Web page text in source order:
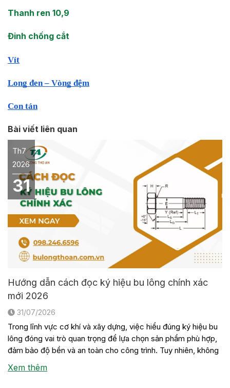
Thanh ren 10,9
Đinh chống cắt
Vít
Long đen – Vòng đệm
Con tán
Bài viết liên quan
Th7
2026
31
Hướng dẫn cách đọc ký hiệu bu lông chính xác
mới 2026
31/07/2026
Trong lĩnh vực cơ khí và xây dựng, việc hiểu đúng ký hiệu bu
lông đóng vai trò quan trọng để lựa chọn sản phẩm phù hợp,
đảm bảo độ bền và an toàn cho công trình. Tuy nhiên, không
phải ai cũng nắm rõ ý nghĩa của các con số, chữ cái hay tiêu
[…]
Xem thêm